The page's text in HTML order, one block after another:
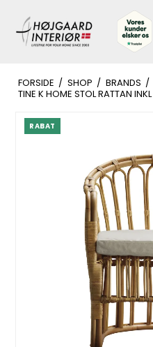
FORSIDE / SHOP / BRANDS /
TINE K HOME STOL RATTAN
RABAT